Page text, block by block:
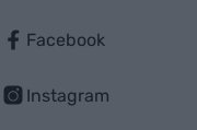
Facebook
Instagram